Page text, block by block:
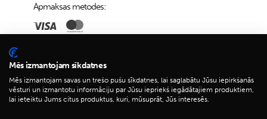
Apmaksas metodes:
Piegādes iespējas:
Mēs izmantojam sīkdatnes
Mēs izmantojam savas un trešo pušu sīkdatnes, lai saglabātu Jūsu iepirkšanās
vēsturi un izmantotu informāciju par Jūsu iepriekš iegādātajiem produktiem,
lai ieteiktu Jums citus produktus, kuri, mūsuprāt, Jūs interesēs.